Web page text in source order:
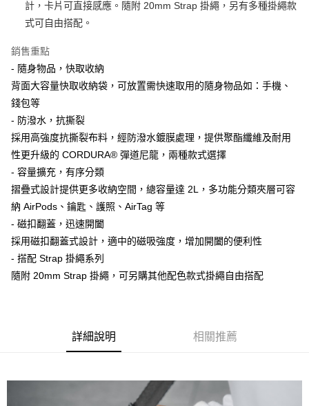
匯豐（台灣）商業銀行
聯邦商業銀行
元大商業銀行
台新國際商業銀行
台灣樂天信用卡公司
國泰世華商業銀行
兆豐國際商業銀行
臺灣中小企業銀行
聯邦商業銀行
元大商業銀行
玉山商業銀行
星展（台灣）商業銀行
中國信託商業銀行
台灣樂天信用卡公司
ATM付款
運送方式
付款後全家取貨
每筆NT$80，滿NT$1,000(含以上)免運費
付款後7-11取貨
每筆NT$80，滿NT$1,000(含以上)免運費
每筆NT$120，滿NT$1,000(含以上)免運費
黑貓宅配(離島)
每筆NT$250，滿NT$2,000(含以上)免運費
付款後門市自取
每筆NT$120，滿NT$1,000(含以上)免運費
計，卡片可直接感應。隨附 20mm Strap 掛繩，另有多種掛繩款
式可自由搭配。
銷售重點
- 隨身物品，快取收納
背面大容量快取收納袋，可放置需快速取用的隨身物品如：手機、
錢包等
- 防潑水，抗撕裂
採用高強度抗撕裂布料，經防潑水鍍膜處理，提供聚酯纖維及耐用
性更升級的 CORDURA® 彈道尼龍，兩種款式選擇
- 容量擴充，有序分類
摺疊式設計提供更多收納空間，總容量達 2L，多功能分類夾層可容
納 AirPods、鑰匙、護照、AirTag 等
- 磁扣翻蓋，迅速開闔
採用磁扣翻蓋式設計，適中的磁吸強度，增加開闔的便利性
- 搭配 Strap 掛繩系列
隨附 20mm Strap 掛繩，可另購其他配色款式掛繩自由搭配
詳細說明 相關推薦